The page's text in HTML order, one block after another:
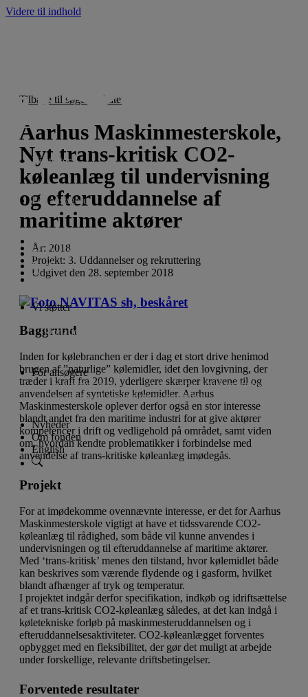
Videre til indhold
Vi støtter
For ansøgere
Nyheder
Om fonden
English
Vi støtter
Donationer til almennyttige projekter
For ansøgere
Ansøgningsfrister
Lån til iværksætteri og innovation
Donationer til almennyttige projekter
Nyheder
Om fonden
English
Tilbage til søgeresultatet
Aarhus Maskinmesterskole,
Nyt trans-kritisk CO2-
køleanlæg til undervisning
og efteruddannelse af
maritime aktører
År: 2018
Projekt: 3. Uddannelser og rekruttering
Udgivet den 28. september 2018
Baggrund
Inden for kølebranchen er der i dag et stort drive henimod
brugen af ”naturlige” kølemidler, idet den lovgivning, der
træder i kraft fra 2019, yderligere skærper kravene til og
anvendelsen af syntetiske kølemidler. Aarhus
Maskinmesterskole oplever derfor også en stor interesse
blandt andet fra den maritime industri for at give aktører
kompetencer i drift og vedligehold på området, samt viden
om, hvordan kendte problematikker i forbindelse med
anvendelse af trans-kritiske køleanlæg imødegås.
Projekt
For at imødekomme ovennævnte interesse, er det for Aarhus
Maskinmesterskole vigtigt at have et tidssvarende CO2-
køleanlæg til rådighed, som både vil kunne anvendes i
undervisningen og til efteruddannelse af maritime aktører.
Med ‘trans-kritisk’ menes den tilstand, hvor kølemidlet både
kan beskrives som værende flydende og i gasform, hvilket
blandt afhænger af tryk og temperatur.
I projektet indgår derfor specifikation, indkøb og idriftsættelse
af et trans-kritisk CO2-køleanlæg således, at det kan indgå i
køletekniske forløb på maskinmesteruddannelsen og i
efteruddannelsesaktiviteter. CO2-køleanlægget forventes
opbygget med en fleksibilitet, der gør det muligt at arbejde
under forskellige, relevante driftsbetingelser.
Forventede resultater